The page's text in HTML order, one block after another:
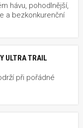
hávu, pohodlnější,
a bezkonkurenční
ULTRA TRAIL
při pořádné